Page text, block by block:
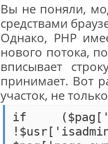
Вы не поняли,
средствами
Однако, PHP
нового потока,
вписывает
принимает. Вот
участок, не
if